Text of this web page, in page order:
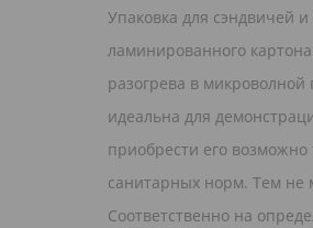
Упаковка для сэндвичей
ламинированного
разогрева в
идеальна для
приобрести его
санитарных норм. Тем не
Соответственно на